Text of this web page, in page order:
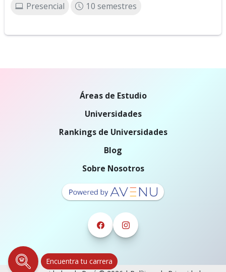
Presencial 10 semestres
Encuentra tu carrera
Áreas de Estudio
Universidades
Rankings de Universidades
Blog
Sobre Nosotros